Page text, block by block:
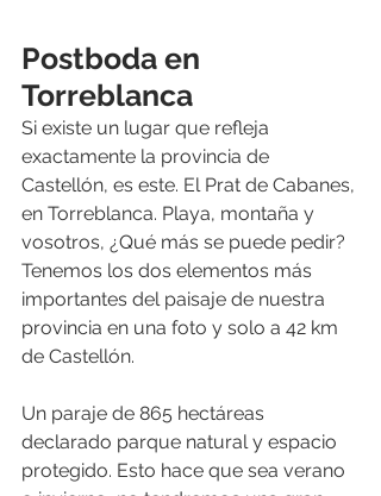
Postboda en
Torreblanca
Si existe un lugar que refleja
exactamente la provincia de
Castellón, es este. El Prat de Cabanes,
en Torreblanca. Playa, montaña y
vosotros, ¿Qué más se puede pedir?
Tenemos los dos elementos más
importantes del paisaje de nuestra
provincia en una foto y solo a 42 km
de Castellón.
Un paraje de 865 hectáreas
declarado parque natural y espacio
protegido. Esto hace que sea verano